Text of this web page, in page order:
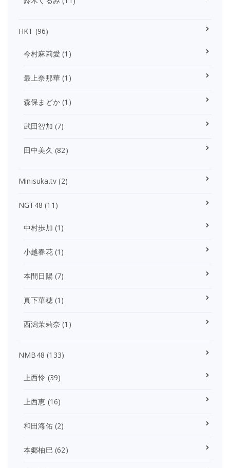
HKT (96)
今村麻莉愛 (1)
最上奈那華 (1)
森保まどか (1)
武田智加 (7)
田中美久 (82)
Minisuka.tv (2)
NGT48 (11)
中村歩加 (1)
小越春花(1)
本間日陽(7)
真下華穂(1)
西潟茉莉奈 (1)
NMB48 (133)
上西怜 (39)
上西恵 (16)
和田海佑(2)
本郷柚巴 (62)